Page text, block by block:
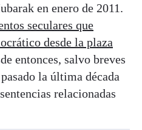
en enero de 2011.
seculares que
desde la plaza
entonces, salvo breves
la última década
relacionadas